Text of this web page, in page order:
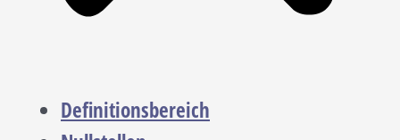
Definitionsbereich